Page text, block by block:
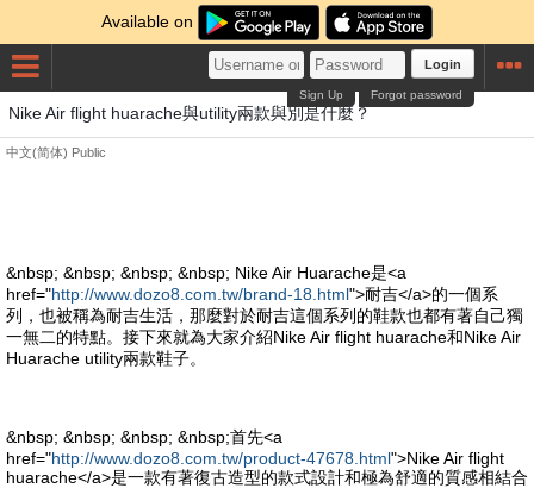
Available on
Login
Forgot password
Sign Up
Nike Air flight huarache與utility兩款與別是什麼？
中文(简体) Public
&nbsp; &nbsp; &nbsp; &nbsp; Nike Air Huarache是<a
href="http://www.dozo8.com.tw/brand-18.html">耐吉</a>的一個系
列，也被稱為耐吉生活，那麼對於耐吉這個系列的鞋款也都有著自己獨
一無二的特點。接下來就為大家介紹Nike Air flight huarache和Nike Air
Huarache utility兩款鞋子。
&nbsp; &nbsp; &nbsp; &nbsp;首先<a
href="http://www.dozo8.com.tw/product-47678.html">Nike Air flight
huarache</a>是一款有著復古造型的款式設計和極為舒適的質感相結合